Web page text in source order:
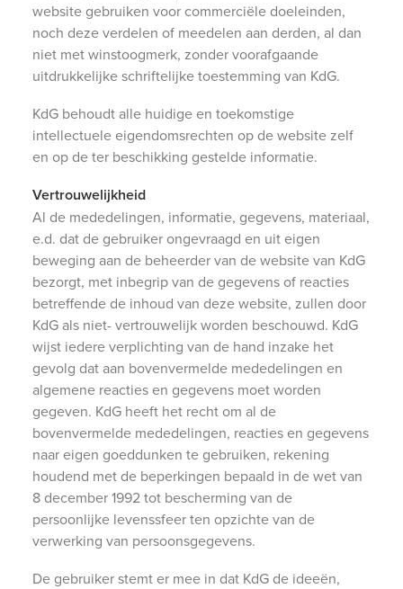
website gebruiken voor commerciële doeleinden,
noch deze verdelen of meedelen aan derden, al dan
niet met winstoogmerk, zonder voorafgaande
uitdrukkelijke schriftelijke toestemming van KdG.
KdG behoudt alle huidige en toekomstige
intellectuele eigendomsrechten op de website zelf
en op de ter beschikking gestelde informatie.
Vertrouwelijkheid
Al de mededelingen, informatie, gegevens, materiaal,
e.d. dat de gebruiker ongevraagd en uit eigen
beweging aan de beheerder van de website van KdG
bezorgt, met inbegrip van de gegevens of reacties
betreffende de inhoud van deze website, zullen door
KdG als niet- vertrouwelijk worden beschouwd. KdG
wijst iedere verplichting van de hand inzake het
gevolg dat aan bovenvermelde mededelingen en
algemene reacties en gegevens moet worden
gegeven. KdG heeft het recht om al de
bovenvermelde mededelingen, reacties en gegevens
naar eigen goeddunken te gebruiken, rekening
houdend met de beperkingen bepaald in de wet van
8 december 1992 tot bescherming van de
persoonlijke levenssfeer ten opzichte van de
verwerking van persoonsgegevens.
De gebruiker stemt er mee in dat KdG de ideeën,